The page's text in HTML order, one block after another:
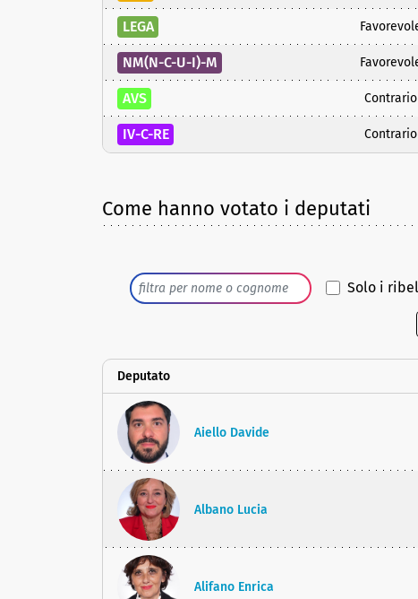
LEGA
NM(N-C-U-I)-M
AVS Contrario
IV-C-RE Contrario
Come hanno votato i deputati
Solo i
Deputato
Aiello Davide
Albano Lucia
Alifano Enrica